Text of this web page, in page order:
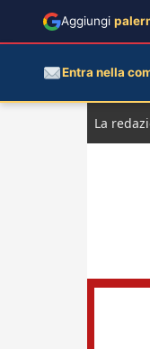
La
Aggiungi
Entra nella